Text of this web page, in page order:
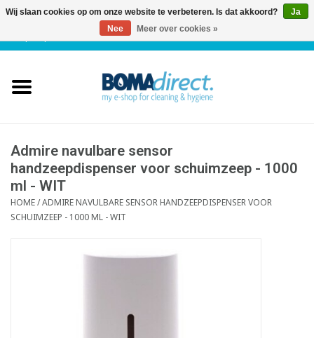
Klantenservice
Blog
Admire navulbare sensor
handzeepdispenser voor schuimzeep - 1000
ml - WIT
HOME/ADMIRE NAVULBARE SENSOR HANDZEEPDISPENSER VOOR
SCHUIMZEEP - 1000 ML - WIT
Wij slaan cookies op om onze website te verbeteren. Is dat akkoord?
Ja
Nee
Meer over cookies »